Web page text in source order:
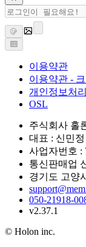
이용약관
이용약관 -
개인정보처
OSL
주식회사 홀
대표 : 신민정
사업자번호 :
통신판매업
경기도 고양
050-21918-
v2.37.1
© Holon inc.